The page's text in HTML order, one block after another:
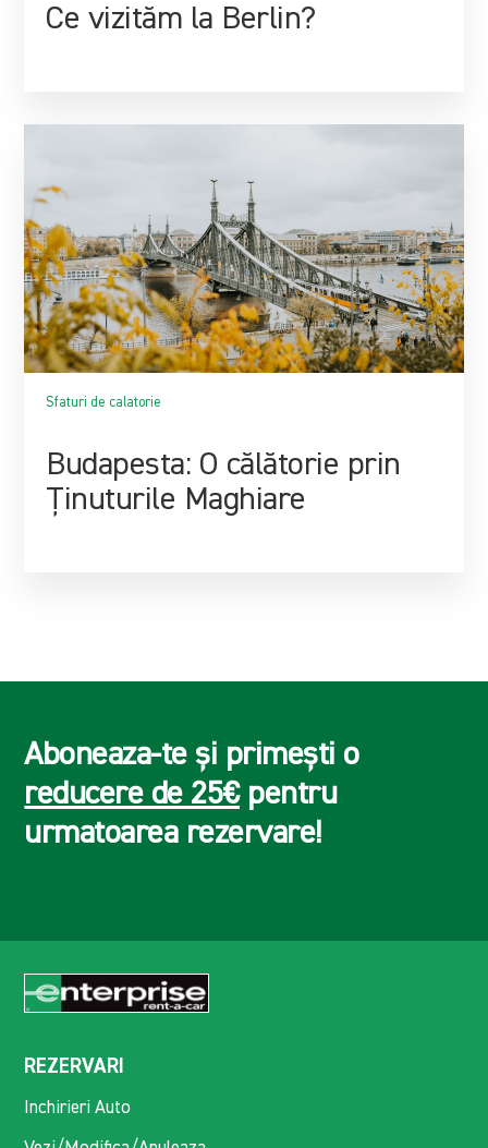
Ce vizităm la Berlin?
Sfaturi de calatorie
Budapesta: O călătorie prin
Ținuturile Maghiare
Aboneaza-te și primești o
reducere de 25€pentru
urmatoarea rezervare!
REZERVARI
Inchirieri Auto